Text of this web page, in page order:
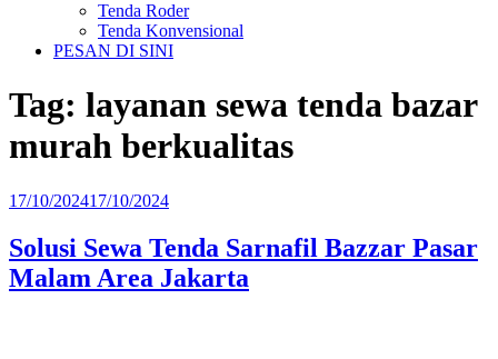
Tenda Roder
Tenda Konvensional
PESAN DI SINI
Tag: layanan sewa tenda bazar
murah berkualitas
Diposkan
17/10/202417/10/2024
Solusi Sewa Tenda Sarnafil Bazzar Pasar
Malam Area Jakarta